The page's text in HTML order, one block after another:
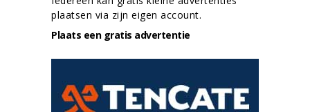
plaatsen via zijn eigen account.
Plaats een gratis advertentie